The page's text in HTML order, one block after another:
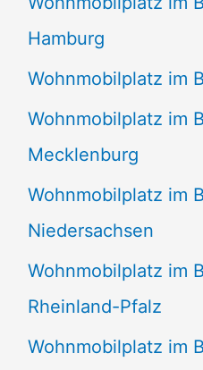
Hamburg
Wohnmobilplatz im
Wohnmobilplatz im
Mecklenburg
Wohnmobilplatz im
Niedersachsen
Wohnmobilplatz im
Rheinland-Pfalz
Wohnmobilplatz im